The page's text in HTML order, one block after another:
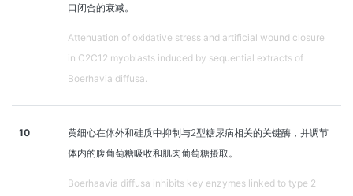
口闭合的衰减。
Attenuation of oxidative stress and artificial wound closure
in C2C12 myoblasts induced by sequential extracts of
Boerhavia diffusa.
10
黄细心在体外和硅质中抑制与2型糖尿病相关的关键酶，并调节
体内的腹葡萄糖吸收和肌肉葡萄糖摄取。
Boerhaavia diffusa inhibits key enzymes linked to type 2